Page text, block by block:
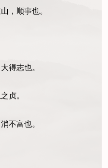
，顺事也。
得志也。
贞。
不富也。